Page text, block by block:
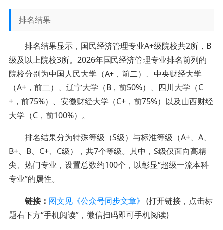
排名结果
排名结果显示，国民经济管理专业A+级院校共2所，B
级及以上院校3所。2026年国民经济管理专业排名前列的
院校分别为中国人民大学（A+，前二）、中央财经大学
（A+，前二）、辽宁大学（B，前50%）、四川大学（C
+，前75%）、安徽财经大学（C+，前75%）以及山西财经
大学（C，前100%）。
排名结果分为特殊等级（S级）与标准等级（A+、A、
B+、B、C+、C级），共7个等级。其中，S级仅面向高精
尖、热门专业，设置总数约100个，以彰显“超级一流本科
专业”的属性。
链接： 图文见《公众号同步文章》 (打开链接，点击标
题右下方“手机阅读”，微信扫码即可手机阅读)